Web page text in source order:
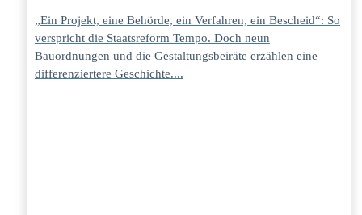
„Ein Projekt, eine Behörde, ein Verfahren, ein Bescheid“: So
verspricht die Staatsreform Tempo. Doch neun
Bauordnungen und die Gestaltungsbeiräte erzählen eine
differenziertere Geschichte....